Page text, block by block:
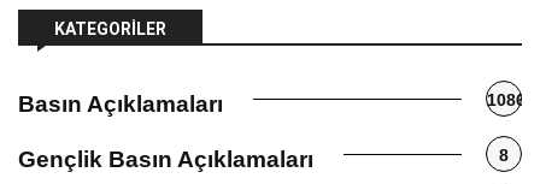
KATEGORILER
Basın Açıklamaları 1086
Gençlik Basın Açıklamaları 8